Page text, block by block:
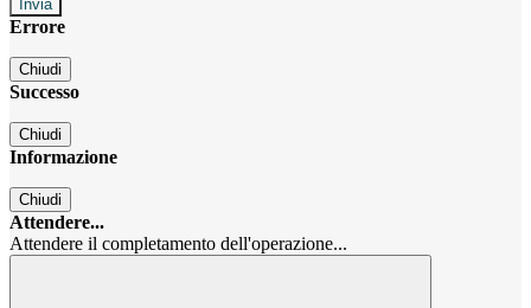
Errore
Chiudi
Successo
Chiudi
Informazione
Chiudi
Attendere...
Attendere il completamento dell'operazione...